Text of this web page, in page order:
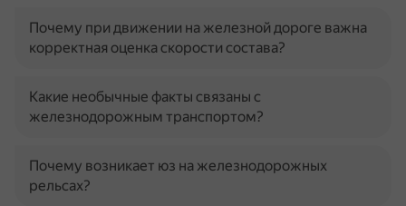
Почему при движении на железной дороге важна
корректная оценка скорости состава?
Какие необычные факты связаны с
железнодорожным транспортом?
Почему возникает юз на железнодорожных
рельсах?